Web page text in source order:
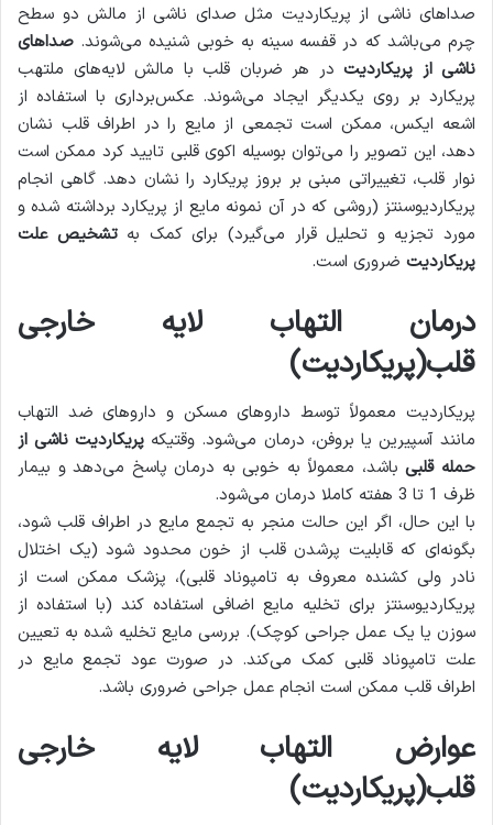
صداهای ناشی از پریکاردیت مثل صدای ناشی از مالش دو سطح
چرم می‌باشد که در قفسه سینه به خوبی شنیده می‌شوند. صداهای
ناشی از پریکاردیت در هر ضربان قلب با مالش لایه‌های ملتهب
پریکارد بر روی یکدیگر ایجاد می‌شوند. عکس‌برداری با استفاده از
اشعه ایکس، ممکن است تجمعی از مایع را در اطراف قلب نشان
دهد، این تصویر را می‌توان بوسیله اکوی قلبی تایید کرد ممکن است
نوار قلب، تغییراتی مبنی بر بروز پریکارد را نشان دهد. گاهی انجام
پریکاردیوسنتز (روشی که در آن نمونه مایع از پریکارد برداشته شده و
مورد تجزیه و تحلیل قرار می‌گیرد) برای کمک بهتشخیص علت
پریکاردیت ضروری است.
درمان التهاب لایه خارجی
قلب(پریکاردیت)
پریکاردیت معمولاً توسط داروهای مسکن‌ و داروهای ضد التهاب
مانند آسپیرین یا بروفن، درمان می‌شود. وقتیکه پریکاردیت ناشی از
حمله قلبیباشد، معمولاً به خوبی به درمان پاسخ می‌دهد و بیمار
ظرف 1 تا 3 هفته کاملا درمان می‌شود.
با این حال، اگر این حالت منجر به تجمع مایع در اطراف قلب شود،
بگونه‌ای که قابلیت پرشدن قلب از خون محدود شود (یک اختلال
نادر ولی کشنده معروف به تامپوناد قلبی)، پزشک ممکن است از
پریکاردیوسنتز برای تخلیه مایع اضافی استفاده کند (با استفاده از
سوزن یا یک عمل جراحی کوچک). بررسی مایع تخلیه شده به تعیین
علت تامپوناد قلبی کمک می‌کند. در صورت عود تجمع مایع در
اطراف قلب ممکن است انجام عمل جراحی ضروری باشد.
عوارض التهاب لایه خارجی
قلب(پریکاردیت)